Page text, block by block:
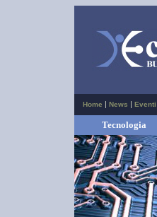
Home | News | Eventi
Tecnologia